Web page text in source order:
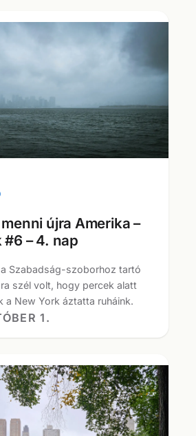
újra Amerika –
#6 – 4. nap
Szabadság-szoborhoz tartó
szél volt, hogy percek alatt
a New York áztatta ruháink.
1.